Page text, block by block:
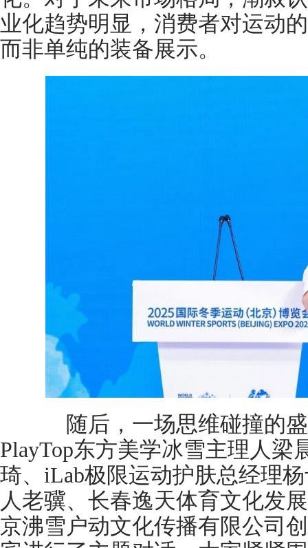
业化趋势明显，消费者对运动
而非单纯的装备展示。
随后，一场思维碰撞的盛
PlayTop东方美学冰雪主理人梁
琦、iLab极限运动护肤总经理
人老骥、长春逸天体育文化发
京沸雪户动文化传播有限公司